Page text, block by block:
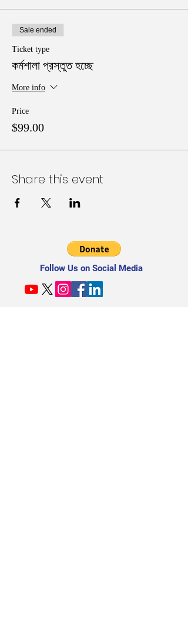
Sale ended
Ticket type
কর্মশালা প্রস্তুত হচ্ছে
More info
Price
$99.00
Share this event
Follow Us on Social Media